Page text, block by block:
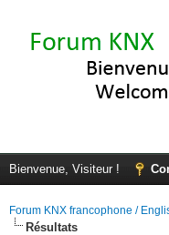
Bienvenue, Visiteur !
Forum KNX francophone /
Résultats